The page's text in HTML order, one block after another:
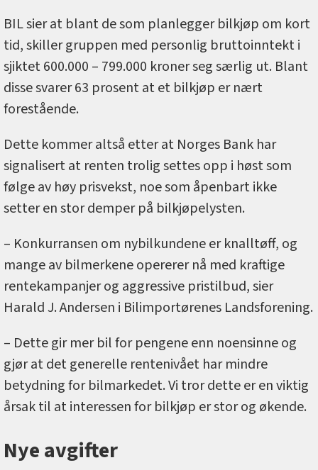
BIL sier at blant de som planlegger bilkjøp om kort
tid, skiller gruppen med personlig bruttoinntekt i
sjiktet 600.000 – 799.000 kroner seg særlig ut. Blant
disse svarer 63 prosent at et bilkjøp er nært
forestående.
Dette kommer altså etter at Norges Bank har
signalisert at renten trolig settes opp i høst som
følge av høy prisvekst, noe som åpenbart ikke
setter en stor demper på bilkjøpelysten.
– Konkurransen om nybilkundene er knalltøff, og
mange av bilmerkene opererer nå med kraftige
rentekampanjer og aggressive pristilbud, sier
Harald J. Andersen i Bilimportørenes Landsforening.
– Dette gir mer bil for pengene enn noensinne og
gjør at det generelle rentenivået har mindre
betydning for bilmarkedet. Vi tror dette er en viktig
årsak til at interessen for bilkjøp er stor og økende.
Nye avgifter